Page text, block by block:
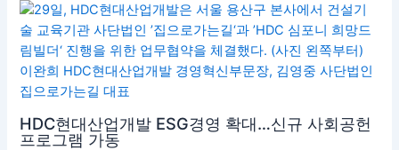
HDC현대산업개발 ESG경영 확대…신규 사회공헌
프로그램 가동